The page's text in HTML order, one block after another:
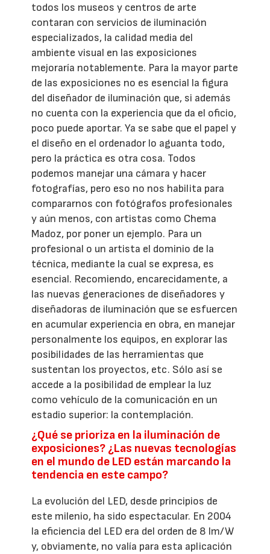
todos los museos y centros de arte
contaran con servicios de iluminación
especializados, la calidad media del
ambiente visual en las exposiciones
mejoraría notablemente. Para la mayor parte
de las exposiciones no es esencial la figura
del diseñador de iluminación que, si además
no cuenta con la experiencia que da el oficio,
poco puede aportar. Ya se sabe que el papel y
el diseño en el ordenador lo aguanta todo,
pero la práctica es otra cosa. Todos
podemos manejar una cámara y hacer
fotografías, pero eso no nos habilita para
compararnos con fotógrafos profesionales
y aún menos, con artistas como Chema
Madoz, por poner un ejemplo. Para un
profesional o un artista el dominio de la
técnica, mediante la cual se expresa, es
esencial. Recomiendo, encarecidamente, a
las nuevas generaciones de diseñadores y
diseñadoras de iluminación que se esfuercen
en acumular experiencia en obra, en manejar
personalmente los equipos, en explorar las
posibilidades de las herramientas que
sustentan los proyectos, etc. Sólo así se
accede a la posibilidad de emplear la luz
como vehículo de la comunicación en un
estadio superior: la contemplación.
¿Qué se prioriza en la iluminación de
exposiciones? ¿Las nuevas tecnologías
en el mundo de LED están marcando la
tendencia en este campo?
La evolución del LED, desde principios de
este milenio, ha sido espectacular. En 2004
la eficiencia del LED era del orden de 8 lm/W
y, obviamente, no valía para esta aplicación